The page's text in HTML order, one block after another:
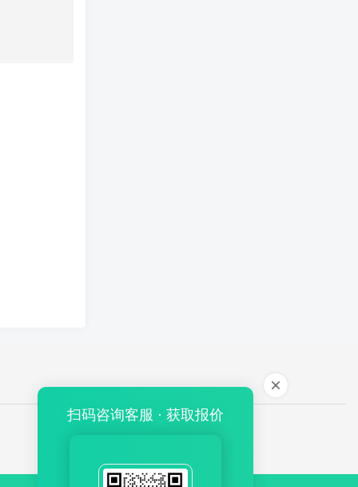
扫码咨询客服 · 获取报价